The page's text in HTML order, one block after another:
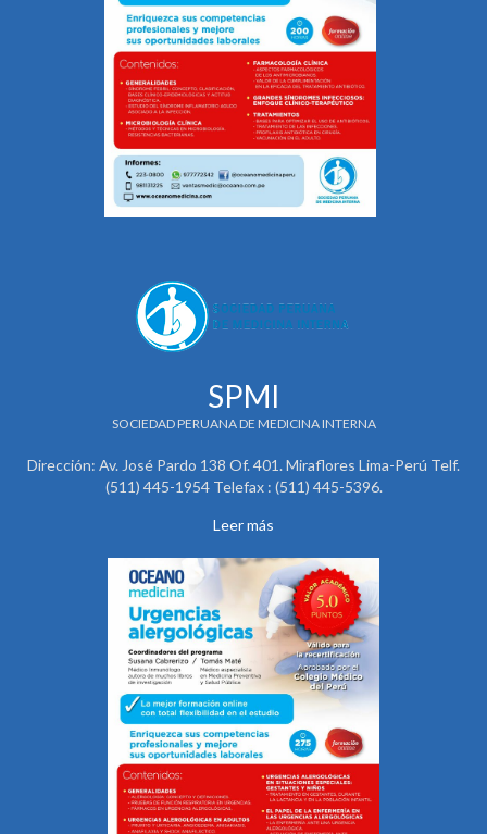
SPMI
SOCIEDAD PERUANA DE MEDICINA INTERNA
Dirección: Av. José Pardo 138 Of. 401. Miraflores Lima-Perú Telf.
(511) 445-1954 Telefax : (511) 445-5396.
Leer más